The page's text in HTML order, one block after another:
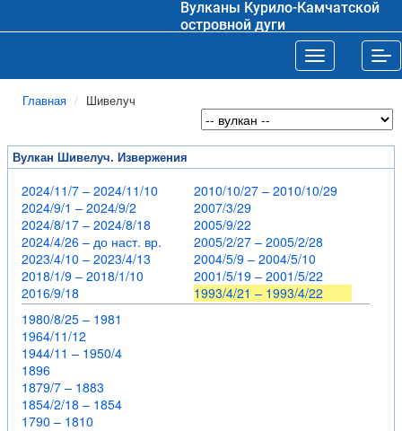
Вулканы Курило-Камчатской
островной дуги
Toggle
Главная Шивелуч
Вулкан Шивелуч. Извержения
2024/11/7 – 2024/11/10
2024/9/1 – 2024/9/2
2024/8/17 – 2024/8/18
2024/4/26 – до наст. вр.
2023/4/10 – 2023/4/13
2018/1/9 – 2018/1/10
2016/9/18
2010/10/27 – 2010/10/29
2007/3/29
2005/9/22
2005/2/27 – 2005/2/28
2004/5/9 – 2004/5/10
2001/5/19 – 2001/5/22
1993/4/21 – 1993/4/22
1980/8/25 – 1981
1964/11/12
1944/11 – 1950/4
1896
1879/7 – 1883
1854/2/18 – 1854
1790 – 1810